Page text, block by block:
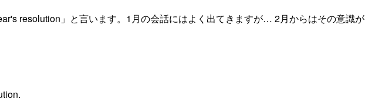
resolution」と言います。1月の会話にはよく出てきますが… 2月からはその意識が